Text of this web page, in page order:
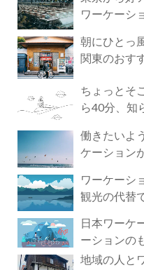
ワーケーシ
朝にひとっ
関東のおす
ちょっとそ
ら40分、知
働きたいよ
ケーション
ワーケーシ
観光の代替
日本ワーケ
ーションの
地域の人と